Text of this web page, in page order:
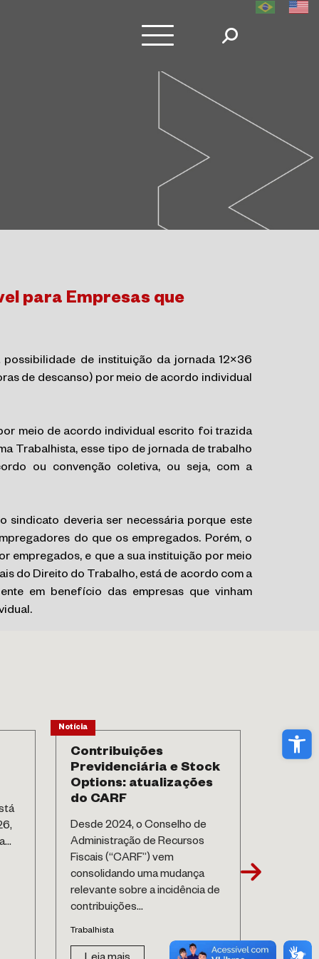
para Empresas que
de instituição da jornada 12×36
de descanso) por meio de acordo individual
meio de acordo individual escrito foi trazida
Trabalhista, esse tipo de jornada de trabalho
ou convenção coletiva, ou seja, com a
sindicato deveria ser necessária porque este
do que os empregados. Porém, o
empregados, e que a sua instituição por meio
do Direito do Trabalho, está de acordo com a
em benefício das empresas que vinham
Notícia
Contribuições
Previdenciária e Stock
Options: atualizações
do CARF
Desde 2024, o Conselho de
Administração de Recursos
Fiscais (“CARF”) vem
consolidando uma mudança
relevante sobre a incidência de
contribuições...
Trabalhista
Notícia
Trabalhista